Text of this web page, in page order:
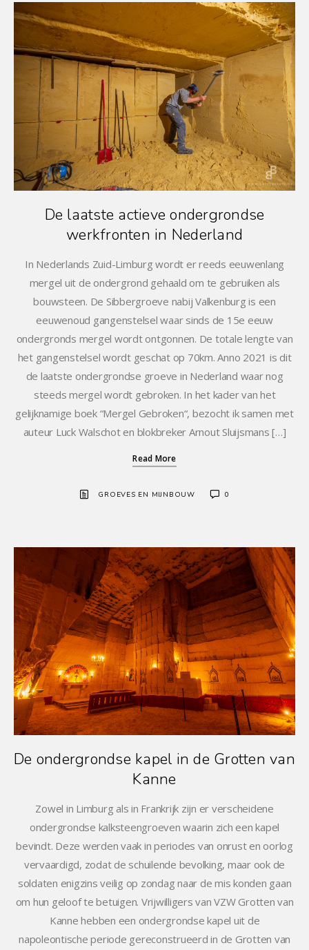
De laatste actieve ondergrondse
werkfronten in Nederland
In Nederlands Zuid-Limburg wordt er reeds eeuwenlang
mergel uit de ondergrond gehaald om te gebruiken als
bouwsteen. De Sibbergroeve nabij Valkenburg is een
eeuwenoud gangenstelsel waar sinds de 15e eeuw
ondergronds mergel wordt ontgonnen. De totale lengte van
het gangenstelsel wordt geschat op 70km. Anno 2021 is dit
de laatste ondergrondse groeve in Nederland waar nog
steeds mergel wordt gebroken. In het kader van het
gelijknamige boek “Mergel Gebroken“, bezocht ik samen met
auteur Luck Walschot en blokbreker Arnout Sluijsmans […]
Read More
GROEVES EN MIJNBOUW 0
De ondergrondse kapel in de Grotten van
Kanne
Zowel in Limburg als in Frankrijk zijn er verscheidene
ondergrondse kalksteengroeven waarin zich een kapel
bevindt. Deze werden vaak in periodes van onrust en oorlog
vervaardigd, zodat de schuilende bevolking, maar ook de
soldaten enigzins veilig op zondag naar de mis konden gaan
om hun geloof te betuigen. Vrijwilligers van VZW Grotten van
Kanne hebben een ondergrondse kapel uit de
napoleontische periode gereconstrueerd in de Grotten van